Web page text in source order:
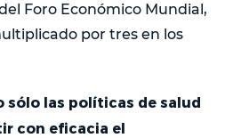
Foro Económico Mundial,
por tres en los
sólo las políticas de salud
con eficacia el